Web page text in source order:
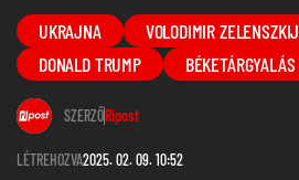
UKRAJNA VOLODIMIR ZELENSZKIJ
DONALD TRUMP
BÉKETÁRGYALÁS
SZERZŐRipost
LÉTREHOZVA2025. 02. 09. 10:52